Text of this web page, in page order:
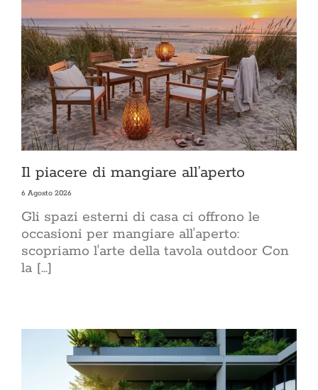
Il piacere di mangiare all’aperto
6 Agosto 2026
Gli spazi esterni di casa ci offrono le
occasioni per mangiare all'aperto:
scopriamo l'arte della tavola outdoor Con
la [...]